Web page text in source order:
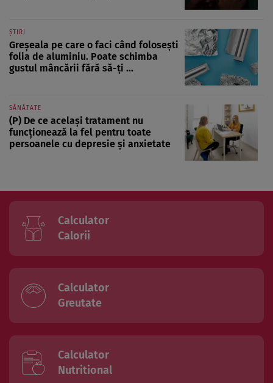
ȘTIRI
Greșeala pe care o faci când folosești
folia de aluminiu. Poate schimba
gustul mâncării fără să-ți ...
SĂNĂTATE
(P) De ce același tratament nu
funcționează la fel pentru toate
persoanele cu depresie și anxietate
Calculator
Calorii
Calculator
Greutate
Calculator
Nutritional